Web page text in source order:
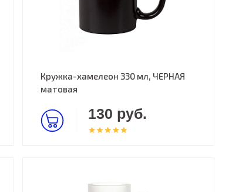
Кружка-хамелеон 330 мл, ЧЕРНАЯ
матовая
130 руб.